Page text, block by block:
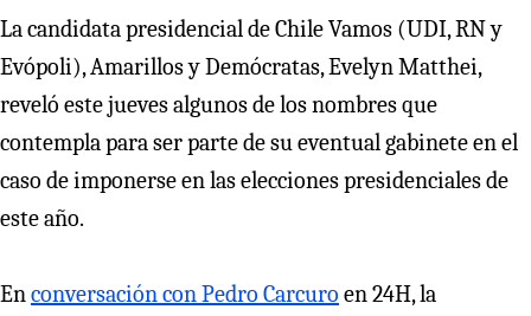
La candidata presidencial de Chile Vamos (UDI, RN y
Evópoli), Amarillos y Demócratas, Evelyn Matthei,
reveló este jueves algunos de los nombres que
contempla para ser parte de su eventual gabinete en el
caso de imponerse en las elecciones presidenciales de
este año.
Enconversación con Pedro Carcuro en 24H, la